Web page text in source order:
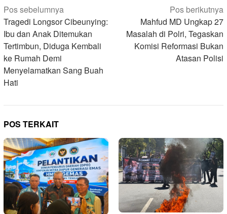
Navigasi
pos
Pos sebelumnya
Tragedi Longsor Cibeunying:
Ibu dan Anak Ditemukan
Tertimbun, Diduga Kembali
ke Rumah Demi
Menyelamatkan Sang Buah
Hati
Pos berikutnya
Mahfud MD Ungkap 27
Masalah di Polri, Tegaskan
Komisi Reformasi Bukan
Atasan Polisi
POS TERKAIT